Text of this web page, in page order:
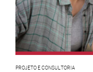
PROJETO E CONSULTORIA